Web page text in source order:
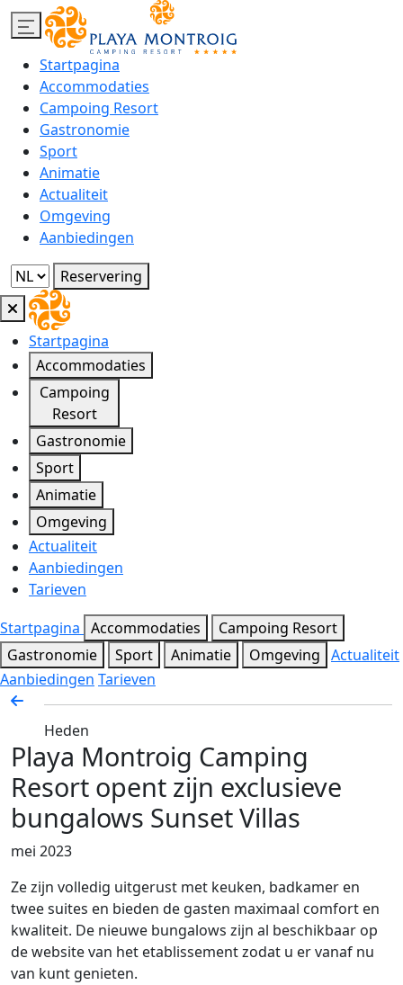
Startpagina
Accommodaties
Campoing Resort
Gastronomie
Sport
Animatie
Actualiteit
Omgeving
Aanbiedingen
Reservering
Startpagina
Accommodaties
Campoing
Resort
Gastronomie
Sport
Animatie
Omgeving
Actualiteit
Aanbiedingen
Tarieven
Startpagina Accommodaties
Campoing Resort
Gastronomie
Sport Animatie Omgeving Actualiteit
Aanbiedingen Tarieven
Heden
Playa Montroig Camping
Resort opent zijn exclusieve
bungalows Sunset Villas
mei 2023
Ze zijn volledig uitgerust met keuken, badkamer en
twee suites en bieden de gasten maximaal comfort en
kwaliteit. De nieuwe bungalows zijn al beschikbaar op
de website van het etablissement zodat u er vanaf nu
van kunt genieten.